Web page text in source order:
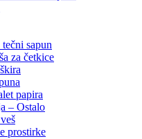
sapun
za četkice
papira
– Ostalo
prostirke